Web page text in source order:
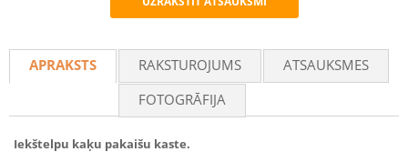
Recommend
APRAKSTS RAKSTUROJUMS
ATSAUKSMES
FOTOGRĀFIJA
Iekštelpu kaķu pakaišu kaste.